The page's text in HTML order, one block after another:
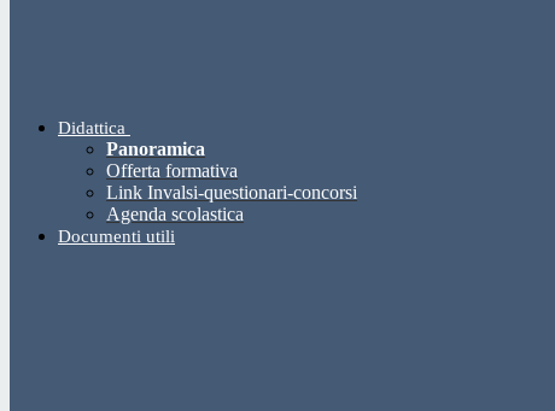
Didattica
Panoramica
Offerta formativa
Link Invalsi-questionari-concorsi
Agenda scolastica
Documenti utili